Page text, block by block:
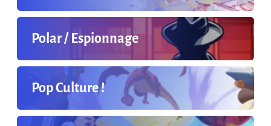
Polar / Espionnage
Pop Culture !